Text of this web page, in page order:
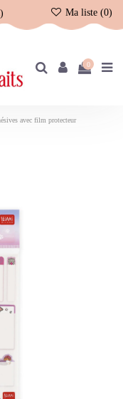
Ma liste (0)
0
avec film protecteur